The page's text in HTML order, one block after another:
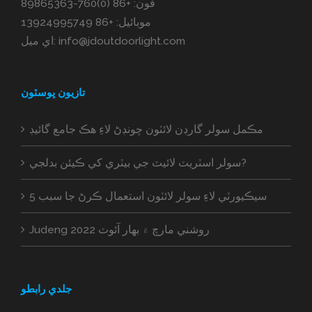
فون: +86 (0)760-89865363
موبائيل: +86 13924995749
اي ميل: info@jdoutdoorlight.com
تازيون پوسٽون
مڪمل سولر گارڊن لائٽون چونڊڻ لاءِ هڪ جامع گائيڊ
سولر اسٽريٽ لائيٽ جي بيٽري کي ڪيئن بدلجي?
5 سيڪيورٽي لاءِ سولر لائٽون استعمال ڪرڻ جا سبب
Judeng روشني مارچ ۾ بهار آئوٽ 2022
جلدي رابطو